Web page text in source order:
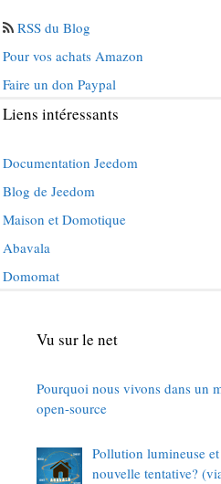
RSS du Blog
Pour vos achats Amazon
Faire un don Paypal
Liens intéressants
Documentation Jeedom
Blog de Jeedom
Maison et Domotique
Abavala
Domomat
Vu sur le net
Pourquoi nous vivons dans un
open-source
Pollution lumineuse
nouvelle tentative?